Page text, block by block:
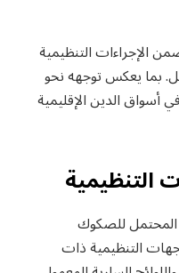
الإجراءات التنظيمية
بما يعكس توجهه نحو
أسواق الدين الإقليمية
التنظيمية
للصكوك
التنظيمية ذات